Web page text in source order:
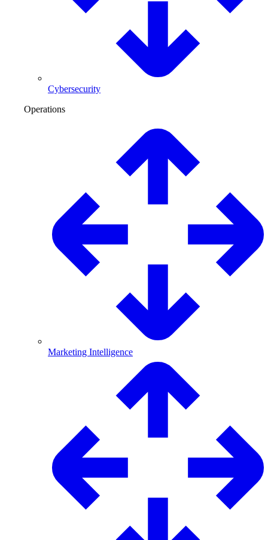
Cybersecurity
Operations
Marketing Intelligence